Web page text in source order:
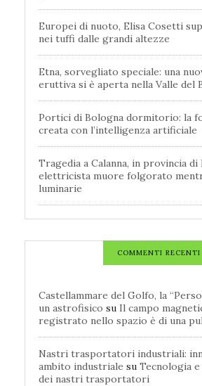
Europei di nuoto, Elisa Cosetti
nei tuffi dalle grandi altezze
Etna, sorvegliato speciale: una
eruttiva si è aperta nella Valle del
Portici di Bologna dormitorio: la
creata con l’intelligenza artificiale
Tragedia a Calanna, in provincia di
elettricista muore folgorato
luminarie
COMMENTI RECENTI
Castellammare del Golfo, la
un astrofisico su Il campo
registrato nello spazio è di una
Nastri trasportatori industriali:
ambito industriale su Tecnologia e
dei nastri trasportatori